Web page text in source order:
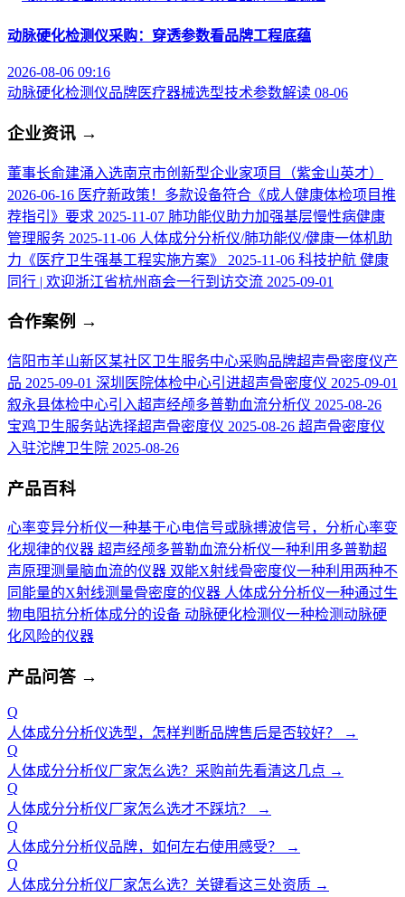
动脉硬化检测仪采购：穿透参数看品牌工程底蕴
2026-08-06 09:16
动脉硬化检测仪品牌医疗器械选型技术参数解读 08-06
企业资讯 →
董事长俞建涌入选南京市创新型企业家项目（紫金山英才）
2026-06-16 医疗新政策！多款设备符合《成人健康体检项目推
荐指引》要求 2025-11-07 肺功能仪助力加强基层慢性病健康
管理服务 2025-11-06 人体成分分析仪/肺功能仪/健康一体机助
力《医疗卫生强基工程实施方案》
2025-11-06 科技护航 健康
同行 | 欢迎浙江省杭州商会一行到访交流 2025-09-01
合作案例 →
信阳市羊山新区某社区卫生服务中心采购品牌超声骨密度仪产
品 2025-09-01 深圳医院体检中心引进超声骨密度仪 2025-09-01
叙永县体检中心引入超声经颅多普勒血流分析仪 2025-08-26
宝鸡卫生服务站选择超声骨密度仪 2025-08-26 超声骨密度仪
入驻沱牌卫生院 2025-08-26
产品百科
心率变异分析仪一种基于心电信号或脉搏波信号，分析心率变
化规律的仪器 超声经颅多普勒血流分析仪一种利用多普勒超
声原理测量脑血流的仪器 双能X射线骨密度仪一种利用两种不
同能量的X射线测量骨密度的仪器 人体成分分析仪一种通过生
物电阻抗分析体成分的设备 动脉硬化检测仪一种检测动脉硬
化风险的仪器
产品问答 →
Q
人体成分分析仪选型，怎样判断品牌售后是否较好？
→
Q
人体成分分析仪厂家怎么选？采购前先看清这几点 →
Q
人体成分分析仪厂家怎么选才不踩坑？
→
Q
人体成分分析仪品牌，如何左右使用感受？
→
Q
人体成分分析仪厂家怎么选？关键看这三处资质 →